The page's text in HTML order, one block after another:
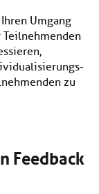
Umgang
zu
Feedback